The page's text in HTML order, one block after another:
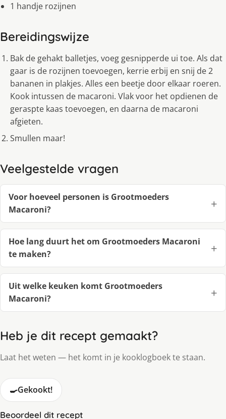
1 handje rozijnen
Bereidingswijze
Bak de gehakt balletjes, voeg gesnipperde ui toe. Als dat
gaar is de rozijnen toevoegen, kerrie erbij en snij de 2
bananen in plakjes. Alles een beetje door elkaar roeren.
Kook intussen de macaroni. Vlak voor het opdienen de
geraspte kaas toevoegen, en daarna de macaroni
afgieten.
Smullen maar!
Veelgestelde vragen
Voor hoeveel personen is Grootmoeders
Macaroni?
Hoe lang duurt het om Grootmoeders Macaroni
te maken?
Uit welke keuken komt Grootmoeders
Macaroni?
Heb je dit recept gemaakt?
Laat het weten — het komt in je kooklogboek te staan.
🍳Gekookt!
Beoordeel dit recept